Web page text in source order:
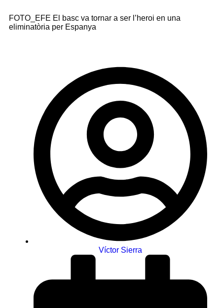
FOTO_EFE El basc va tornar a ser l’heroi en una
eliminatòria per Espanya
Víctor Sierra